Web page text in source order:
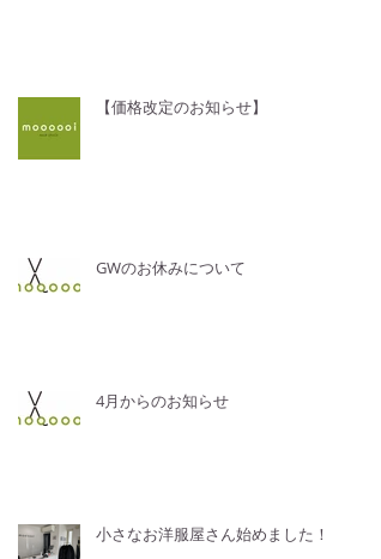
【価格改定のお知らせ】
GWのお休みについて
4月からのお知らせ
小さなお洋服屋さん始めました！！